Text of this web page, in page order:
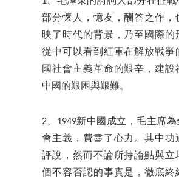
部分懷人，憶友，酬答之作，
映了時代的背景，乃至國際的
從中可以看到紅軍在解放戰爭
國社會主義革命的艱辛，建設
中國的艱困與艱難。
2、1949新中國成立，毛主席
會主義，費盡了心力。其中功
評說，然而不論所持論點與立
個不容否認的事實是，徹底終